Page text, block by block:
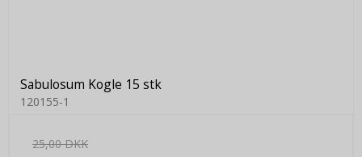
Sabulosum Kogle 15 stk
120155-1
25,00 DKK